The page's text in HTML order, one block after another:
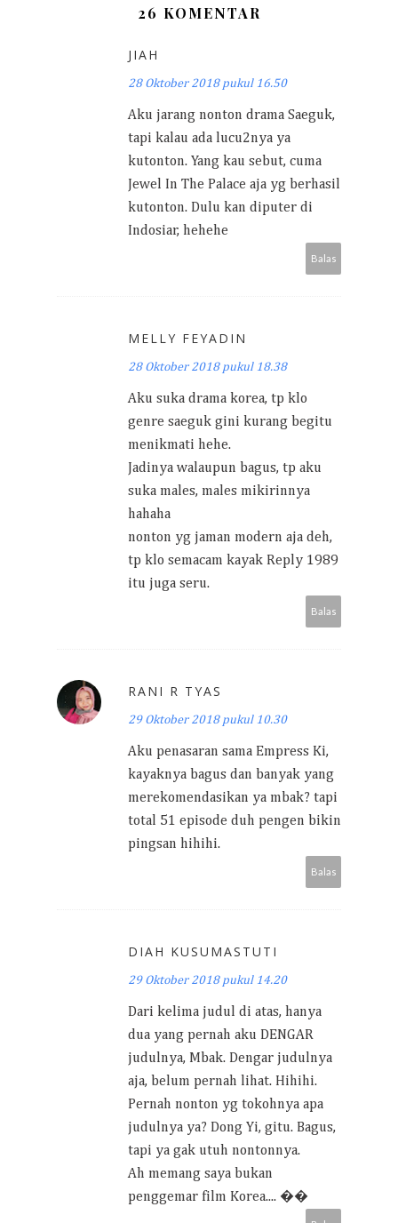
26 KOMENTAR
JIAH
28 Oktober 2018 pukul 16.50
Aku jarang nonton drama Saeguk,
tapi kalau ada lucu2nya ya
kutonton. Yang kau sebut, cuma
Jewel In The Palace aja yg berhasil
kutonton. Dulu kan diputer di
Indosiar, hehehe
Balas
MELLY FEYADIN
28 Oktober 2018 pukul 18.38
Aku suka drama korea, tp klo
genre saeguk gini kurang begitu
menikmati hehe.
Jadinya walaupun bagus, tp aku
suka males, males mikirinnya
hahaha
nonton yg jaman modern aja deh,
tp klo semacam kayak Reply 1989
itu juga seru.
Balas
RANI R TYAS
29 Oktober 2018 pukul 10.30
Aku penasaran sama Empress Ki,
kayaknya bagus dan banyak yang
merekomendasikan ya mbak? tapi
total 51 episode duh pengen bikin
pingsan hihihi.
Balas
DIAH KUSUMASTUTI
29 Oktober 2018 pukul 14.20
Dari kelima judul di atas, hanya
dua yang pernah aku DENGAR
judulnya, Mbak. Dengar judulnya
aja, belum pernah lihat. Hihihi.
Pernah nonton yg tokohnya apa
judulnya ya? Dong Yi, gitu. Bagus,
tapi ya gak utuh nontonnya.
Ah memang saya bukan
penggemar film Korea.... ��